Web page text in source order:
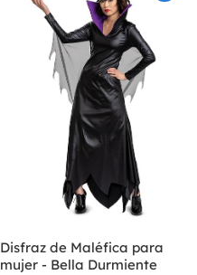
Disfraz de Maléfica para
mujer - Bella Durmiente